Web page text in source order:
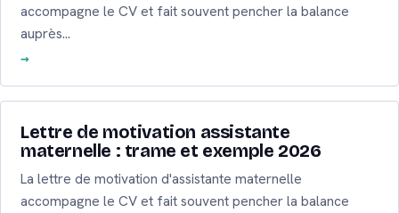
accompagne le CV et fait souvent pencher la balance
auprès…
Lettre de motivation assistante
maternelle : trame et exemple 2026
La lettre de motivation d'assistante maternelle
accompagne le CV et fait souvent pencher la balance